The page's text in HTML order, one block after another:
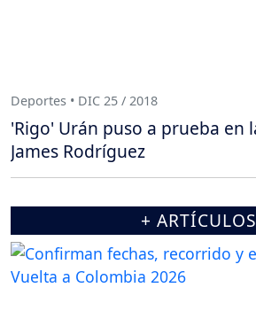
Deportes • DIC 25 / 2018
'Rigo' Urán puso a prueba en
James Rodríguez
+ ARTÍCULOS